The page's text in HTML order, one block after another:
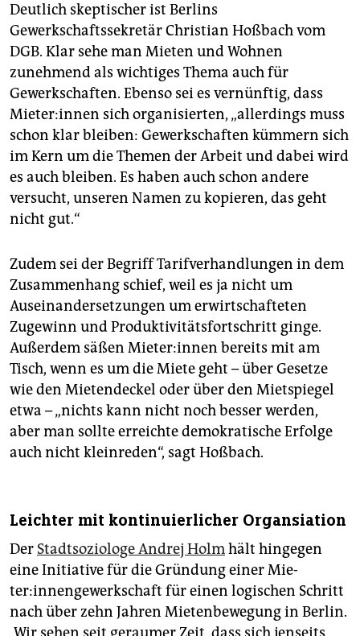
Deutlich skeptischer ist Berlins
Gewerkschaftssekretär Chris­tian Hoßbach vom
DGB. Klar sehe man Mieten und Wohnen
zunehmend als wichtiges Thema auch für
Gewerkschaften. Ebenso sei es vernünftig, dass
Mieter:innen sich organisierten, „allerdings muss
schon klar bleiben: Gewerkschaften kümmern sich
im Kern um die Themen der Arbeit und dabei wird
es auch bleiben. Es haben auch schon andere
versucht, unseren Namen zu kopieren, das geht
nicht gut.“
Zudem sei der Begriff Tarifverhandlungen in dem
Zusammenhang schief, weil es ja nicht um
Auseinandersetzungen um erwirtschafteten
Zugewinn und Produktivitätsfortschritt ginge.
Außerdem säßen Mieter:innen bereits mit am
Tisch, wenn es um die Miete geht – über Gesetze
wie den Mietendeckel oder über den Mietspiegel
etwa – „nichts kann nicht noch besser werden,
aber man sollte erreichte demokratische Erfolge
auch nicht kleinreden“, sagt Hoßbach.
Leichter mit kontinuierlicher Organsiation
Der Stadtsoziologe Andrej Holmhält hingegen
eine Initiative für die Gründung einer Mie­
ter:innengewerkschaft für einen logischen Schritt
nach über zehn Jahren Mietenbewegung in Berlin.